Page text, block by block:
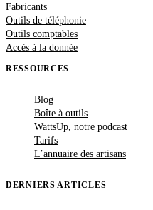
Fabricants
Outils de téléphonie
Outils comptables
Accès à la donnée
RESSOURCES
Blog
Boîte à outils
WattsUp, notre podcast
Tarifs
L’annuaire des artisans
DERNIERS ARTICLES